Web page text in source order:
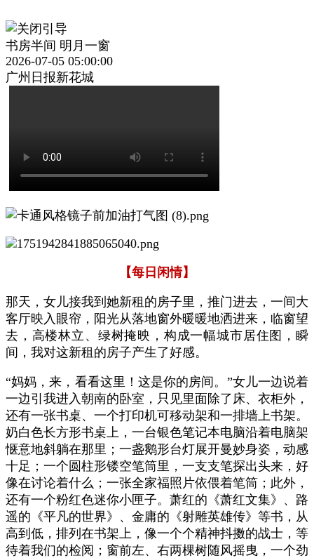
书房半间 明月一窗
2026-07-05 05:00:00
广州日报新花城
【每日闲情】
那天，女儿接我到她新租的房子里，推门进去，一间大
客厅映入眼帘，阳光从落地窗外暖暖地洒进来，临窗望
去，高楼林立、绿树掩映，构成一幅城市居住图，瞬
间，我对这新租的房子产生了好感。
“妈妈，来，看看这里！这是你的房间。”女儿一边说着
一边引我进入朝南的卧室，只见里面除了床、衣柜外，
还有一张书桌、一个打印机可移动架和一排墙上书架。
奶白色长方形书桌上，一台银色笔记本电脑沿着电脑架
惬意地斜躺在那里；一盏鹅形台灯展开曼妙身姿，动感
十足；一个圆柱形镂空笔筒里，一支支笔探出头来，好
像在讨论着什么；一张全家福照片依偎着笔筒；此外，
还有一个粉红色迷你小匣子。萧红的《萧红文集》、路
遥的《平凡的世界》、金庸的《射雕英雄传》等书，从
高到低，排列在书架上，像一个个精神抖擞的战士，等
待着我们的检阅；窗前左、右两棵树随风摇曳，一个劲